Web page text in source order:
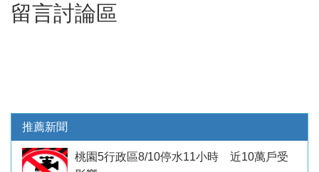
留言討論區
推薦新聞
桃園5行政區8/10停水11小時 近10萬戶受